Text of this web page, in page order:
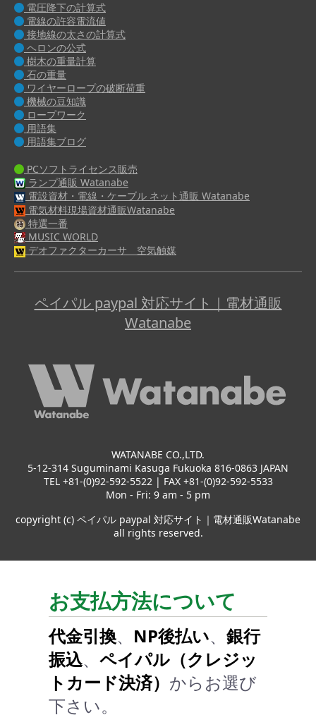
電圧降下の計算式
電線の許容電流値
接地線の太さの計算式
ヘロンの公式
樹木の重量計算
石の重量
ワイヤーロープの破断荷重
機械の豆知識
ロープワーク
用語集
用語集ブログ
PCソフトライセンス販売
ランプ通販 Watanabe
電設資材・電線・ケーブル ネット通販 Watanabe
電気材料現場資材通販Watanabe
特選一番
MUSIC WORLD
デオファクターカーサ 空気触媒
ペイパル paypal 対応サイト｜電材通販
Watanabe
WATANABE CO.,LTD.
5-12-314 Suguminami Kasuga Fukuoka 816-0863 JAPAN
TEL +81-(0)92-592-5522 | FAX +81-(0)92-592-5533
Mon - Fri: 9 am - 5 pm
copyright (c) ペイパル paypal 対応サイト｜電材通販Watanabe
all rights reserved.
お支払方法について
代金引換、 NP後払い、 銀行
振込、 ペイパル（クレジッ
トカード決済） からお選び
下さい。